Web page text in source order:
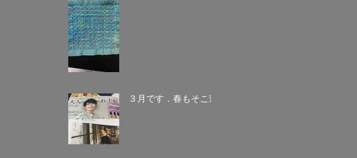
３月です．春もそこ迄